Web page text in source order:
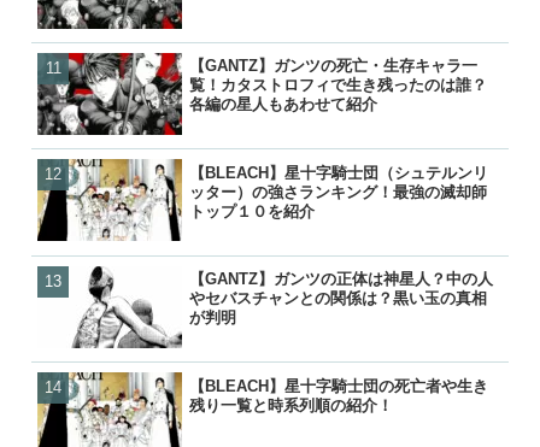
【GANTZ】ガンツの死亡・生存キャラ一
覧！カタストロフィで生き残ったのは誰？
各編の星人もあわせて紹介
【BLEACH】星十字騎士団（シュテルンリ
ッター）の強さランキング！最強の滅却師
トップ１０を紹介
【GANTZ】ガンツの正体は神星人？中の人
やセバスチャンとの関係は？黒い玉の真相
が判明
【BLEACH】星十字騎士団の死亡者や生き
残り一覧と時系列順の紹介！
【GANTZ】ガンツの死亡・
覧！カタストロフィで生き
各編の星人もあわせて紹介
【GANTZ】ガンツの正体は
やセバスチャンとの関係は
【GANTZ】吸血鬼（ヴァン
は？最後はどうなったの？
【BLEACH】星十字騎士団
ッター）の強さランキング
【GANTZ】ガンツの死亡・
覧！カタストロフィで生き
各編の星人もあわせて紹介
【ぬらりひょんの孫】リク
ら）って結婚したの？キス
【GANTZ】ガンツの正体は
やセバスチャンとの関係は
【BLEACH】星十字騎士団
残り一覧と時系列順の紹介
【ワンピース】ローが敗北
げの詳細と敗走について
【鬼滅の刃】炭治郎や生存
の後は？何をしてるの？
【GANTZ】ガンツの死亡・
覧！カタストロフィで生き
【NARUTO】尾獣の能力・
後・死亡を一覧で紹介！